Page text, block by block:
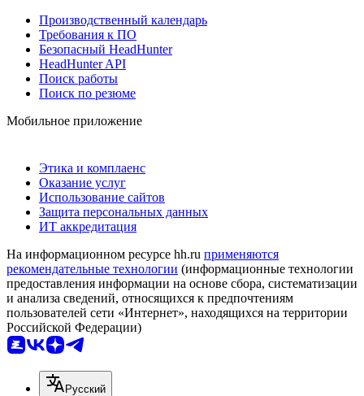
Производственный календарь
Требования к ПО
Безопасный HeadHunter
HeadHunter API
Поиск работы
Поиск по резюме
Мобильное приложение
Этика и комплаенс
Оказание услуг
Использование сайтов
Защита персональных данных
ИТ аккредитация
На информационном ресурсе hh.ru применяются
рекомендательные технологии (информационные технологии
предоставления информации на основе сбора, систематизации
и анализа сведений, относящихся к предпочтениям
пользователей сети «Интернет», находящихся на территории
Российской Федерации)
Русский